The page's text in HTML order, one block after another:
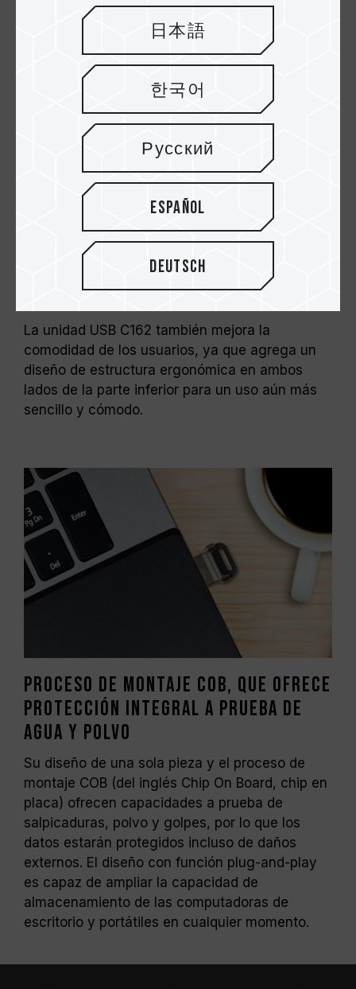
Diseño de estructura ergonómica
La unidad USB C162 también mejora la
comodidad de los usuarios, ya que agrega un
diseño de estructura ergonómica en ambos
lados de la parte inferior para un uso aún más
sencillo y cómodo.
Proceso de montaje COB, que ofrece
protección integral a prueba de
agua y polvo
Su diseño de una sola pieza y el proceso de
montaje COB (del inglés Chip On Board, chip en
placa) ofrecen capacidades a prueba de
salpicaduras, polvo y golpes, por lo que los
datos estarán protegidos incluso de daños
externos. El diseño con función plug-and-play
es capaz de ampliar la capacidad de
almacenamiento de las computadoras de
escritorio y portátiles en cualquier momento.
日本語
한국어
Русский
Español
Deutsch